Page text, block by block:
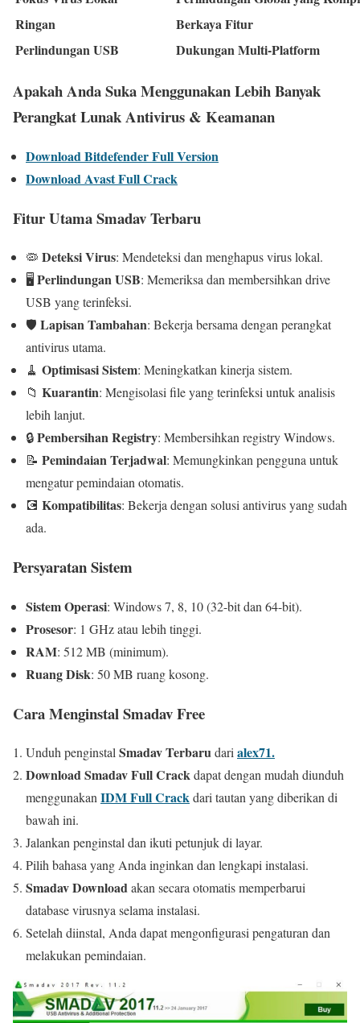
Ringan
Berkaya Fitur
Perlindungan USB
Dukungan Multi-Platform
Apakah Anda Suka Menggunakan Lebih Banyak
Perangkat Lunak Antivirus & Keamanan
Download Bitdefender Full Version
Download Avast Full Crack
Fitur Utama Smadav Terbaru
🦠 Deteksi Virus: Mendeteksi dan menghapus virus lokal.
🖥️ Perlindungan USB: Memeriksa dan membersihkan drive
USB yang terinfeksi.
🛡️ Lapisan Tambahan: Bekerja bersama dengan perangkat
antivirus utama.
🧹 Optimisasi Sistem: Meningkatkan kinerja sistem.
📁 Kuarantin: Mengisolasi file yang terinfeksi untuk analisis
lebih lanjut.
🔒Pembersihan Registry: Membersihkan registry Windows.
📝 Pemindaian Terjadwal: Memungkinkan pengguna untuk
mengatur pemindaian otomatis.
💽 Kompatibilitas: Bekerja dengan solusi antivirus yang sudah
ada.
Persyaratan Sistem
Sistem Operasi: Windows 7, 8, 10 (32-bit dan 64-bit).
Prosesor: 1 GHz atau lebih tinggi.
RAM: 512 MB (minimum).
Ruang Disk: 50 MB ruang kosong.
Cara Menginstal Smadav Free
Unduh penginstalSmadav Terbarudarialex71.
Download Smadav Full Crackdapat dengan mudah diunduh
menggunakanIDM Full Crackdari tautan yang diberikan di
bawah ini.
Jalankan penginstal dan ikuti petunjuk di layar.
Pilih bahasa yang Anda inginkan dan lengkapi instalasi.
Smadav Downloadakan secara otomatis memperbarui
database virusnya selama instalasi.
Setelah diinstal, Anda dapat mengonfigurasi pengaturan dan
melakukan pemindaian.